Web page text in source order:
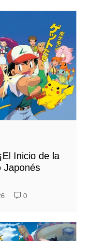
Inicio de la
Japonés
0